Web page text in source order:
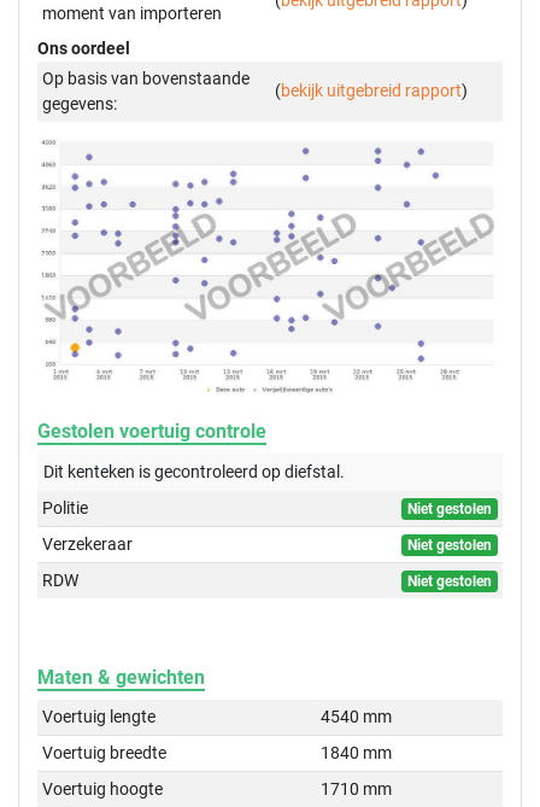
moment van importeren
Ons oordeel
Op basis van bovenstaande
gegevens:
(bekijk uitgebreid rapport)
Gestolen voertuig controle
Dit kenteken is gecontroleerd opdiefstal.
Politie
Niet gestolen
Verzekeraar Niet gestolen
RDW Niet gestolen
Maten & gewichten
Voertuig lengte
4540 mm
Voertuig breedte
1840 mm
Voertuig hoogte
1710 mm